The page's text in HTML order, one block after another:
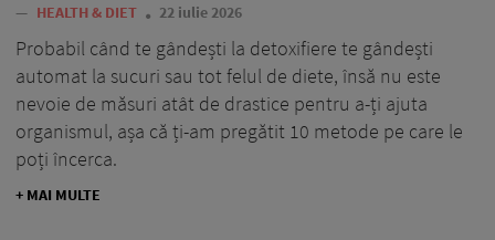
— HEALTH & DIET 22 iulie 2026
Probabil când te gândești la detoxifiere te gândești
automat la sucuri sau tot felul de diete, însă nu este
nevoie de măsuri atât de drastice pentru a-ți ajuta
organismul, așa că ți-am pregătit 10 metode pe care le
poți încerca.
+ MAI MULTE